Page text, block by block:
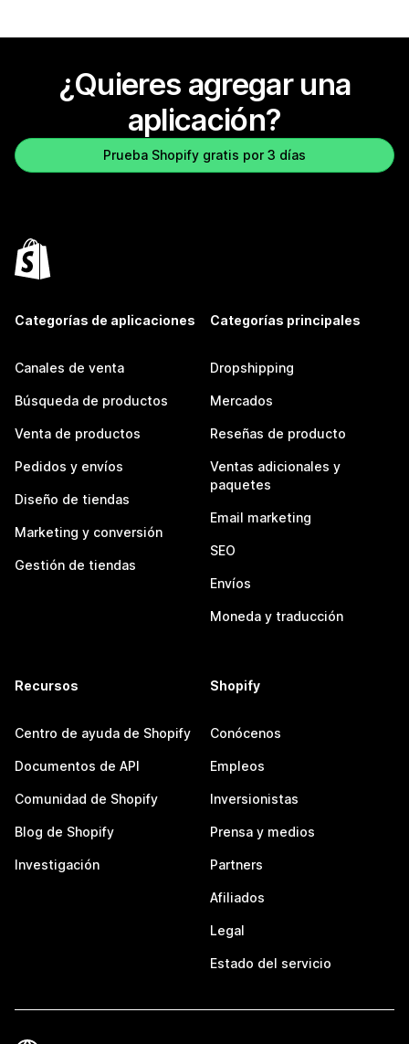
¿Quieres agregar una
aplicación?
Prueba Shopify gratis por 3 días
Categorías de aplicaciones
Canales de venta
Búsqueda de productos
Venta de productos
Pedidos y envíos
Diseño de tiendas
Marketing y conversión
Gestión de tiendas
Categorías principales
Dropshipping
Mercados
Reseñas de producto
Ventas adicionales y
paquetes
Email marketing
SEO
Envíos
Moneda y traducción
Recursos
Centro de ayuda de Shopify
Documentos de API
Comunidad de Shopify
Blog de Shopify
Investigación
Shopify
Conócenos
Empleos
Inversionistas
Prensa y medios
Partners
Afiliados
Legal
Estado del servicio